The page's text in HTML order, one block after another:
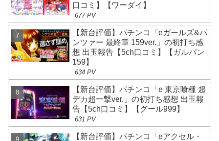
口コミ】【ワーダイ】
677 PV
【新台評価】パチンコ「eガールズ&パ
ンツァー 最終章 159ver.」の初打ち感
想 出玉報告【5ch口コミ】【ガルパン
159】
634 PV
【新台評価】パチンコ「e 東京喰種 超
デカ超一撃ver.」の初打ち感想 出玉報
告【5ch口コミ】【グール999】
631 PV
【新台評価】パチンコ「eアクセル・